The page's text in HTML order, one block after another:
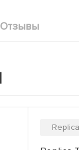
Отзывы
Replica